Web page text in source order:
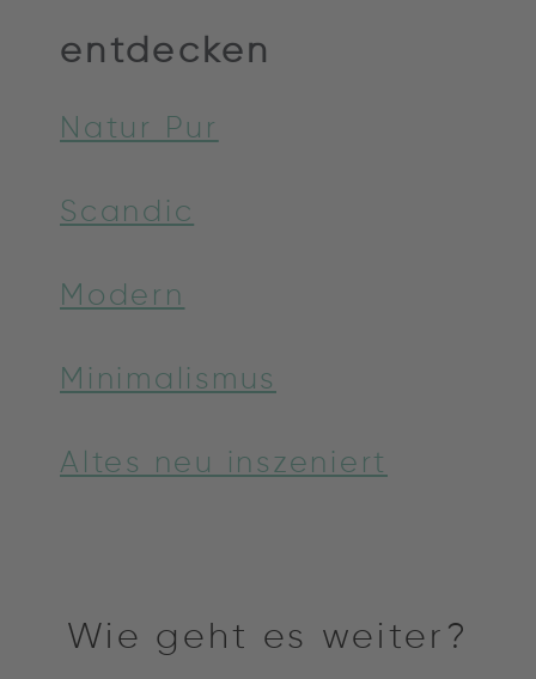
entdecken
Natur Pur
Scandic
Modern
Minimalismus
Altes neu inszeniert
Wie geht es weiter?